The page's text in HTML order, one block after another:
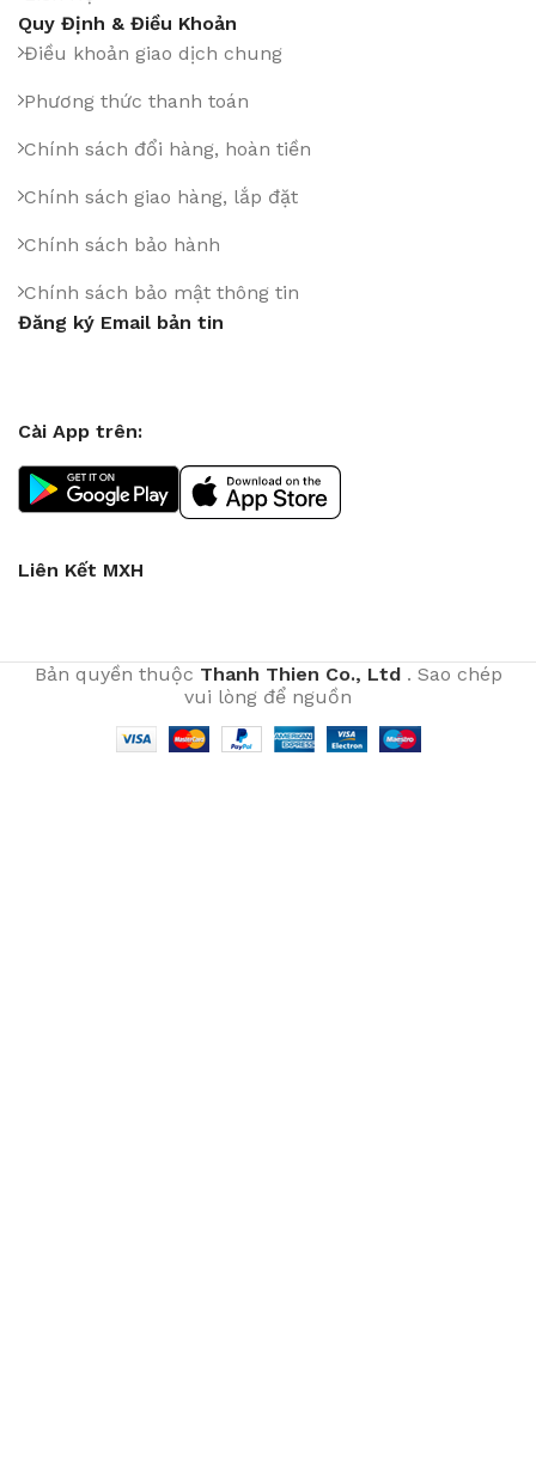
Quy Định & Điều Khoản
Điều khoản giao dịch chung
Phương thức thanh toán
Chính sách đổi hàng, hoàn tiền
Chính sách giao hàng, lắp đặt
Chính sách bảo hành
Chính sách bảo mật thông tin
Đăng ký Email bản tin
Cài App trên:
Liên Kết MXH
Bản quyền thuộc Thanh Thien Co., Ltd. Sao chép
vui lòng để nguồn